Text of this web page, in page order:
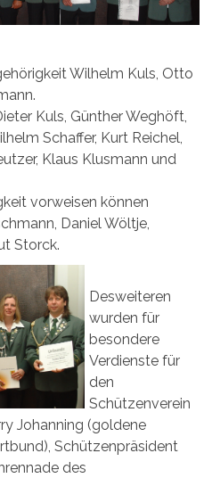
Wilhelm Kuls, Otto
Kuls, Günther Weghöft,
Schaffer, Kurt Reichel,
Klaus Klusmann und
vorweisen können
Daniel Wöltje,
Storck.
Desweiteren
wurden für
besondere
Verdienste für
den
Schützenverein
Johanning (goldene
Schützenpräsident
des